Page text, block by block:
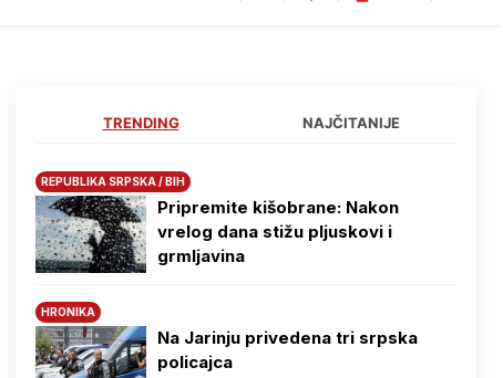
TRENDING NAJČITANIJE
REPUBLIKA SRPSKA / BIH
Pripremite kišobrane: Nakon
vrelog dana stižu pljuskovi i
grmljavina
HRONIKA
Na Јarinju privedena tri srpska
policajca